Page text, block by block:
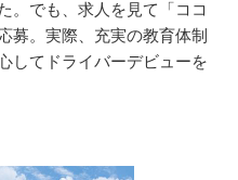
。でも、求人を見て「ココ
募。実際、充実の教育体制
してドライバーデビューを